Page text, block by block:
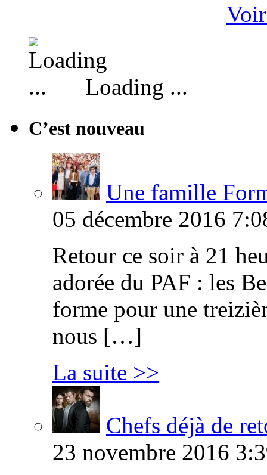
Loading ...
C’est nouveau
Une famille
05 décembre 2016
Retour ce soir à 21
adorée du PAF : les
forme pour une
nous […]
La suite >>
Chefs déjà de
23 novembre 2016